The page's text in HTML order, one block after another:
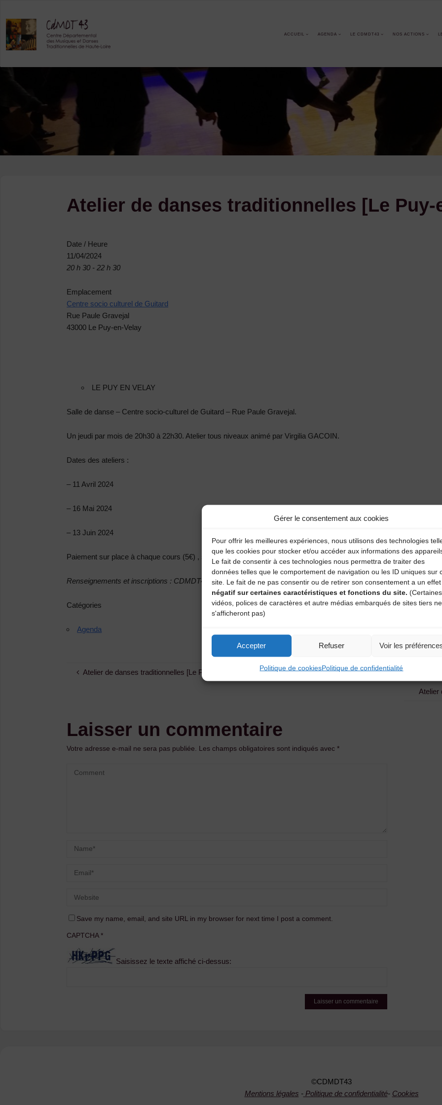
Gérer le consentement aux cookies
Pour offrir les meilleures expériences, nous utilisons des technologies
que les cookies pour stocker et/ou accéder aux informations des
Le fait de consentir à ces technologies nous permettra de traiter des
données telles que le comportement de navigation ou les ID uniques sur
site. Le fait de ne pas consentir ou de retirer son consentement a un effet
négatif sur certaines caractéristiques et fonctions du site. (Certaines
vidéos, polices de caractères et autre médias embarqués de sites tiers ne
s'afficheront pas)
Accepter Refuser Voir les
Politique de cookiesPolitique de confidentialité
content
ACCUEIL AGENDA LE CDMDT43 NOS ACTIONS
Atelier de danses traditionnelles [Le Puy-
Date / Heure
11/04/2024
20 h 30 - 22 h 30
Emplacement
Centre socio culturel de Guitard
Rue Paule Gravejal
43000 Le Puy-en-Velay
LE PUY EN VELAY
Salle de danse – Centre socio-culturel de Guitard – Rue Paule Gravejal.
Un jeudi par mois de 20h30 à 22h30. Atelier tous niveaux animé par Virgilia GACOIN.
Dates des ateliers :
– 11 Avril 2024
– 16 Mai 2024
– 13 Juin 2024
Paiement sur place à chaque cours (5€) , sans inscription.
Renseignements et inscriptions : CDMDT43 – 04.71.02.92.53
Catégories
Agenda
Atelier de danses traditionnelles [Le Puy-en-Velay]
Atelier
Laisser un commentaire
Votre adresse e-mail ne sera pas publiée. Les champs obligatoires sont indiqués avec*
Save my name, email, and site URL in my browser for next time I post a comment.
CAPTCHA*
Saisissez le texte affiché ci-dessus:
©CDMDT43
Mentions légales -Politique de confidentialité- Cookies